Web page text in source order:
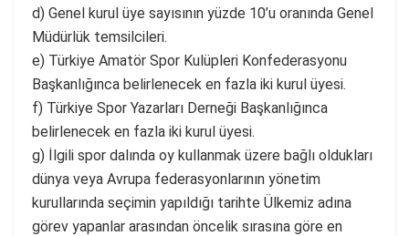
d) Genel kurul üye sayısının yüzde 10’u oranında Genel
Müdürlük temsilcileri.
e) Türkiye Amatör Spor Kulüpleri Konfederasyonu
Başkanlığınca belirlenecek en fazla iki kurul üyesi.
f) Türkiye Spor Yazarları Derneği Başkanlığınca
belirlenecek en fazla iki kurul üyesi.
g) İlgili spor dalında oy kullanmak üzere bağlı oldukları
dünya veya Avrupa federasyonlarının yönetim
kurullarında seçimin yapıldığı tarihte Ülkemiz adına
görev yapanlar arasından öncelik sırasına göre en